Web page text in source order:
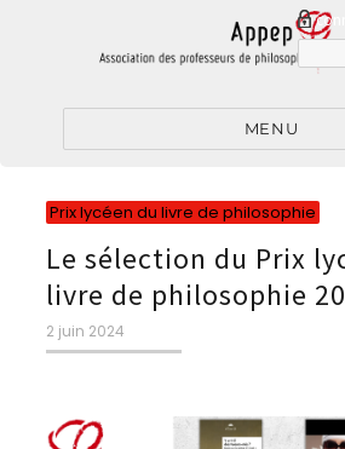
pour
MENU
Prix lycéen du livre de philosophie
Le sélection du Prix
livre de philosophie
Publié
le
2 juin 2024